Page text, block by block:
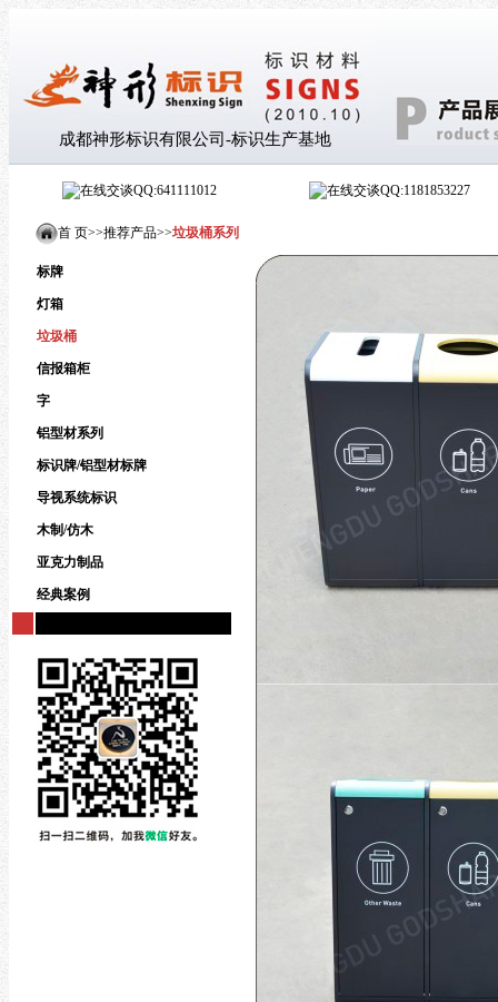
成都神形标识有限公司-标识生产基地
QQ:641111012 QQ:1181853227
首 页>>推荐产品>>垃圾桶系列
标牌
灯箱
垃圾桶
信报箱柜
字
铝型材系列
标识牌/铝型材标牌
导视系统标识
木制/仿木
亚克力制品
经典案例